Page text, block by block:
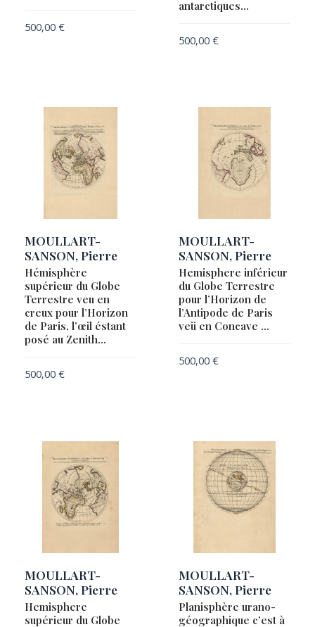
500,00 €
antarctiques…
500,00 €
MOULLART-
SANSON, Pierre
Hémisphère
supérieur du Globe
Terrestre veu en
creux pour l’Horizon
de Paris, l’œil éstant
posé au Zenith…
500,00 €
MOULLART-
SANSON, Pierre
Hemisphere inférieur
du Globe Terrestre
pour l’Horizon de
l’Antipode de Paris
veü en Concave …
500,00 €
MOULLART-
SANSON, Pierre
Hemisphere
supérieur du Globe
MOULLART-
SANSON, Pierre
Planisphère urano-
géographique c’est à